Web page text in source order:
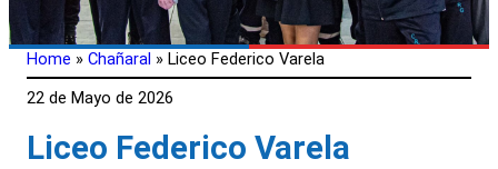
Home » Chañaral » Liceo Federico Varela
22 de Mayo de 2026
Liceo Federico Varela